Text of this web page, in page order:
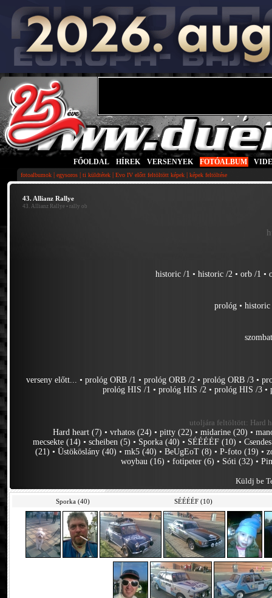
FŐOLDAL HÍREK VERSENYEK FOTÓALBUM
fotoalbumok | egysoros | ti küldtétek | Evo IV előtt feltöltött képek | képek feltöltése
43. Allianz Rallye
43. Allianz Rallye • rally ob
historic /1 •historic /2 •orb /1 •
prológ •historic
verseny előtt... •prológ ORB /1 •prológ ORB /2 •prológ ORB /3 •
prológ HIS /1 •prológ HIS /2 •prológ HIS /3 •
utoljára feltöltött: Hard
Hard heart (7) •vrhatos (24) •pitty (22) •midarine (20) •
mecsekte (14) •scheiben (5) • Sporka (40) • SÉÉÉÉF (10) •
(21) •Üstököslány (40) •mk5 (40) •BeUgEoT (8) •P-foto (19) •
woybau (16) •fotipeter (6) • Sóti (32) •
Küldj be
Sporka (40) SÉÉÉÉF (10)